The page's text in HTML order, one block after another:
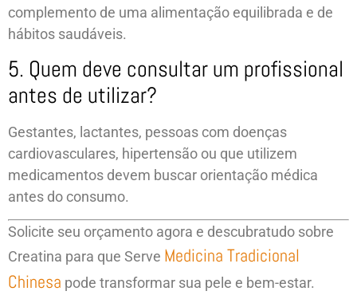
complemento de uma alimentação equilibrada e de
hábitos saudáveis.
5. Quem deve consultar um profissional
antes de utilizar?
Gestantes, lactantes, pessoas com doenças
cardiovasculares, hipertensão ou que utilizem
medicamentos devem buscar orientação médica
antes do consumo.
Solicite seu orçamento agora e descubratudo sobre
Creatina para que Serve Medicina Tradicional
Chinesa pode transformar sua pele e bem-estar.